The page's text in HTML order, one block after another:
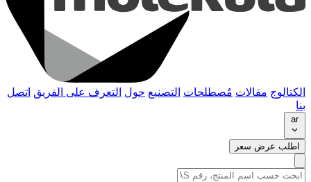
الكتالوج مقالات مُصطلحات التصنيع حول التعرف على الفريق اتصل
بنا
ar
اطلب عرض سعر